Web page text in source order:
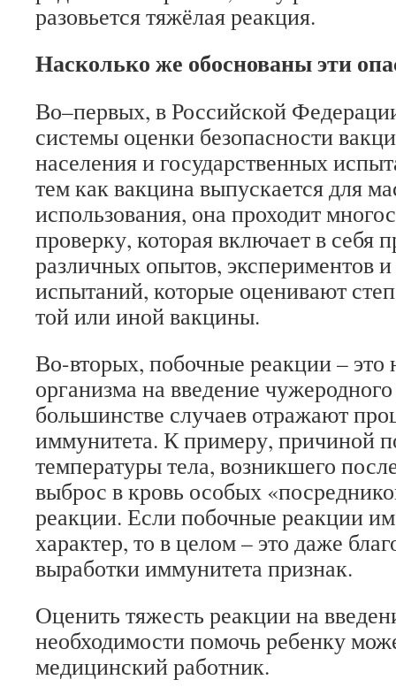
разовьется тяжёлая реакция.
Насколько же обоснованы эти
Во–первых, в Российской
системы оценки безопасности
населения и государственных
тем как вакцина выпускается для
использования, она проходит
проверку, которая включает в себя
различных опытов, экспериментов
испытаний, которые оценивают
той или иной вакцины.
Во-вторых, побочные реакции – это
организма на введение
большинстве случаев отражают
иммунитета. К примеру, причиной
температуры тела, возникшего
выброс в кровь особых
реакции. Если побочные реакции
характер, то в целом – это даже
выработки иммунитета признак.
Оценить тяжесть реакции на
необходимости помочь ребенку
медицинский работник.